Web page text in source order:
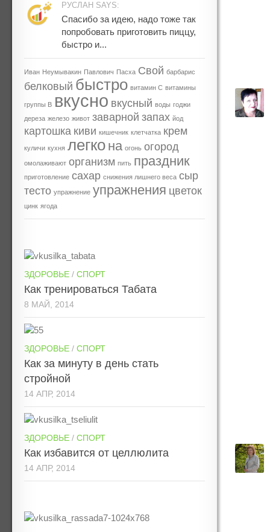
РУСЛАН SAYS:
Спасибо за идею, надо тоже так
попробовать приготовить пиццу,
быстро и...
Иван Неумывакин Павлович Пасха Свой барбарис
белковый быстро витамин С витамины
группы В вкусно вкусный воды годжи
дереза железо живот заварной запах йод
картошка киви кишечник клетчатка крем
куличи кухня легко на огонь огород
омолаживают организм пить праздник
приготовление сахар снижения лишнего веса сыр
тесто упражнение упражнения цветок
цинк ягода
ЗДОРОВЬЕ / СПОРТ
Как тренироваться Табата
8 МАЙ, 2014
ЗДОРОВЬЕ / СПОРТ
Как за минуту в день стать
стройной
14 АПР, 2014
ЗДОРОВЬЕ / СПОРТ
Как избавится от целлюлита
14 АПР, 2014